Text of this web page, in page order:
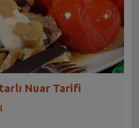
Nuar Tarifi